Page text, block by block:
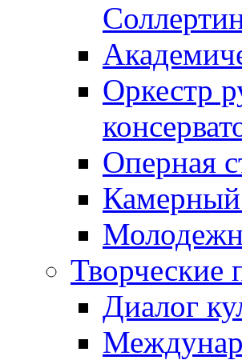
Оркестр
Оперная
Камерный
Творческие
Диалог